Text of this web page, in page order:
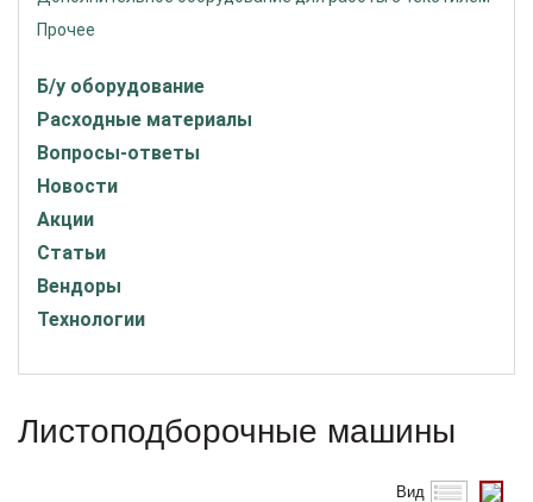
Прочее
Б/у оборудование
Расходные материалы
Вопросы-ответы
Новости
Акции
Статьи
Вендоры
Технологии
Листоподборочные машины
Вид